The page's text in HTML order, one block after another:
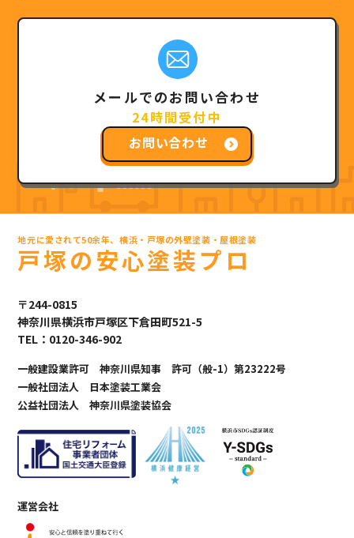
メールでのお問い合わせ
24時間受付中
お問い合わせ
地元に愛されて50余年、横浜・戸塚の外壁塗装・屋根塗装
戸塚の安心塗装プロ
〒244-0815
神奈川県横浜市戸塚区下倉田町521-5
TEL：0120-346-902
一般建設業許可 神奈川県知事 許可（般-1）第23222号
一般社団法人 日本塗装工業会
公益社団法人 神奈川県塗装協会
運営会社